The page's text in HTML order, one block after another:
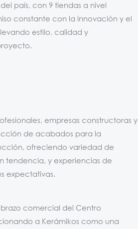
país, con 9 tiendas a nivel
constante con la innovación y el
estilo, calidad y
empresas constructoras y
de acabados para la
ofreciendo variedad de
tendencia, y experiencias de
expectativas.
comercial del Centro
a Kerámikos como una